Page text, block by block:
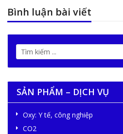
Bình luận bài viết
SẢN PHẨM – DỊCH VỤ
Oxy: Y tế, công nghiệp
CO2